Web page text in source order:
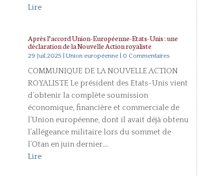
Lire
Après l’accord Union-Européenne-Etats-Unis : une
déclaration de la Nouvelle Action royaliste
29 Juil,2025 Union européenne| 0 Commentaires
COMMUNIQUE DE LA NOUVELLE ACTION
ROYALISTE Le président des Etats-Unis vient
d’obtenir la complète soumission
économique, financière et commerciale de
l’Union européenne, dont il avait déjà obtenu
l’allégeance militaire lors du sommet de
l’Otan en juin dernier....
Lire